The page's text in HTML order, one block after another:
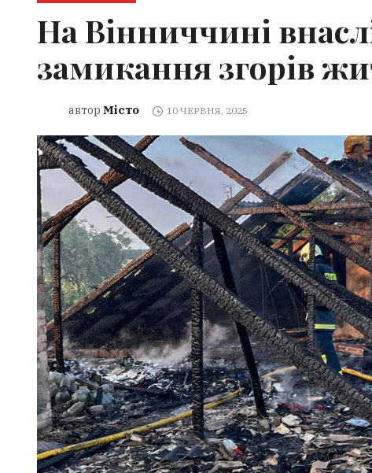
На Вінниччині
замикання згорів
автор Місто 10 ЧЕРВНЯ, 2025